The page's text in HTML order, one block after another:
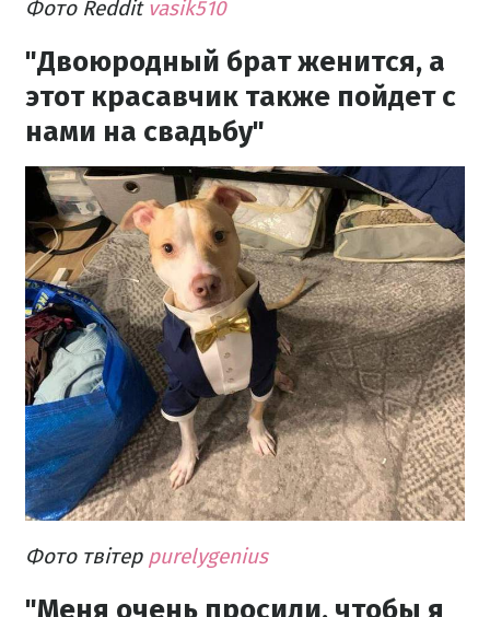
Фото Reddit vasik510
"Двоюродный брат женится, а
этот красавчик также пойдет с
нами на свадьбу"
Фото твітер purelygenius
"Меня очень просили, чтобы я